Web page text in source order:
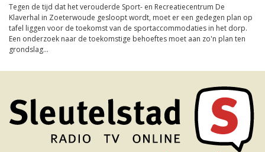
Tegen de tijd dat het verouderde Sport- en Recreatiecentrum De
Klaverhal in Zoeterwoude gesloopt wordt, moet er een gedegen plan op
tafel liggen voor de toekomst van de sportaccommodaties in het dorp.
Een onderzoek naar de toekomstige behoeftes moet aan zo'n plan ten
grondslag...